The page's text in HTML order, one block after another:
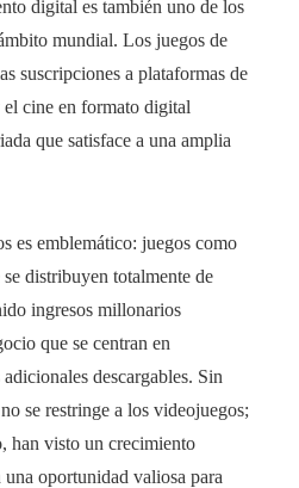
digital es también uno de los
mundial. Los juegos de
suscripciones a plataformas de
cine en formato digital
que satisface a una amplia
es emblemático: juegos como
distribuyen totalmente de
ingresos millonarios
que se centran en
descargables. Sin
se restringe a los videojuegos;
han visto un crecimiento
oportunidad valiosa para